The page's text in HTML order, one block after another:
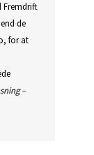
Fremdrift
de
for at
–